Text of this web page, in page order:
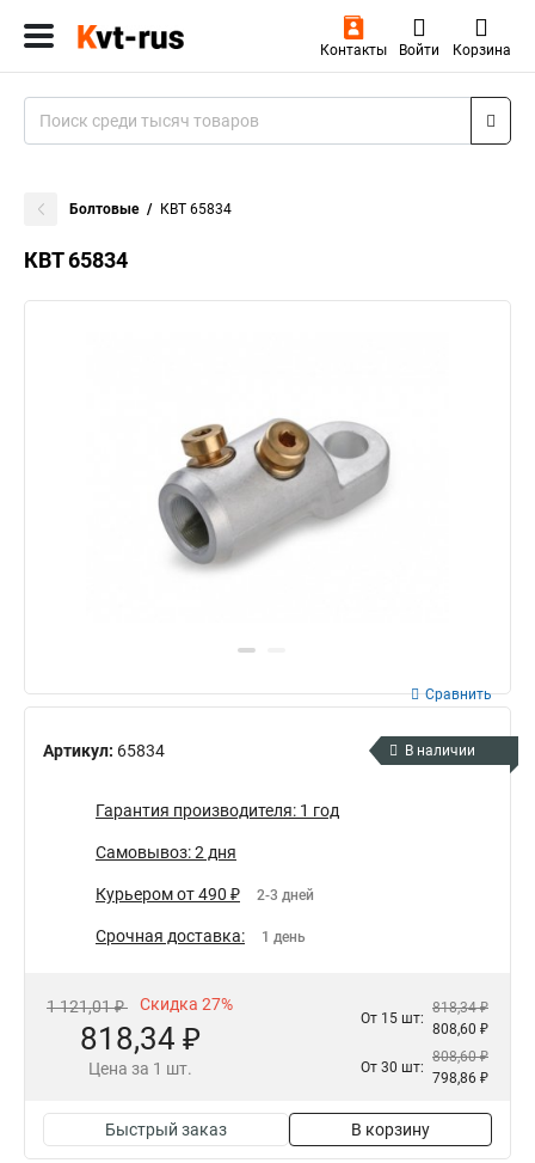
Контакты Войти Корзина
Болтовые КВТ 65834
КВТ 65834
Артикул: 65834
Сравнить
В наличии
Гарантия производителя: 1 год
Самовывоз: 2 дня
Курьером от 490 ₽ 2-3 дней
Срочная доставка: 1 день
1 121,01 ₽ Скидка 27%
818,34 ₽
Цена за 1 шт.
От 15 шт:
818,34 ₽
808,60 ₽
От 30 шт:
808,60 ₽
798,86 ₽
Быстрый заказ В корзину